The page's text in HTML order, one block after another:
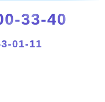
33-40
01-11